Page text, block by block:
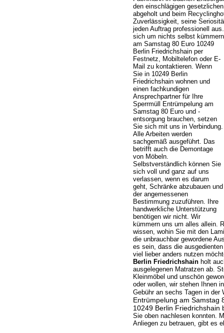
den einschlägigen
abgeholt und beim
Zuverlässigkeit, seine
jeden Auftrag professionell
sich um nichts selbst
am Samstag 80 Euro 10249
Berlin Friedrichshain per
Festnetz, Mobiltelefon oder E-
Mail zu kontaktieren. Wenn
Sie in 10249 Berlin
Friedrichshain wohnen und
einen fachkundigen
Ansprechpartner für Ihre
Sperrmüll Entrümpelung am
Samstag 80 Euro und -
entsorgung brauchen, setzen
Sie sich mit uns in Verbindung.
Alle Arbeiten werden
sachgemäß ausgeführt. Das
betrifft auch die Demontage
von Möbeln.
Selbstverständlich können Sie
sich voll und ganz auf uns
verlassen, wenn es darum
geht, Schränke abzubauen und
der angemessenen
Bestimmung zuzuführen. Ihre
handwerkliche Unterstützung
benötigen wir nicht. Wir
kümmern uns um alles allein.
wissen, wohin Sie mit den
die unbrauchbar gewordene
es sein, dass die
viel lieber anders nutzen
Berlin Friedrichshain holt
ausgelegenen Matratzen ab.
Kleinmöbel und unschön
oder wollen, wir stehen Ihnen
Gebühr an sechs Tagen in
Entrümpelung am Samstag
10249 Berlin Friedrichshain
Sie oben nachlesen konnten.
Anliegen zu betrauen, gibt es